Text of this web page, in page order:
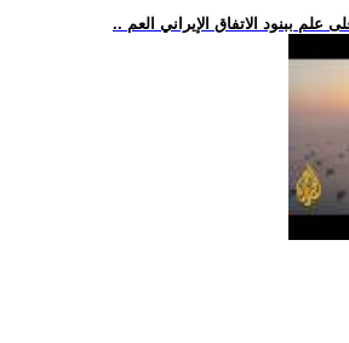
علم ببنود الاتفاق الإيراني العم